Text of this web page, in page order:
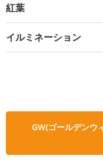
紅葉
イルミネーション
GW(ゴールデンウ